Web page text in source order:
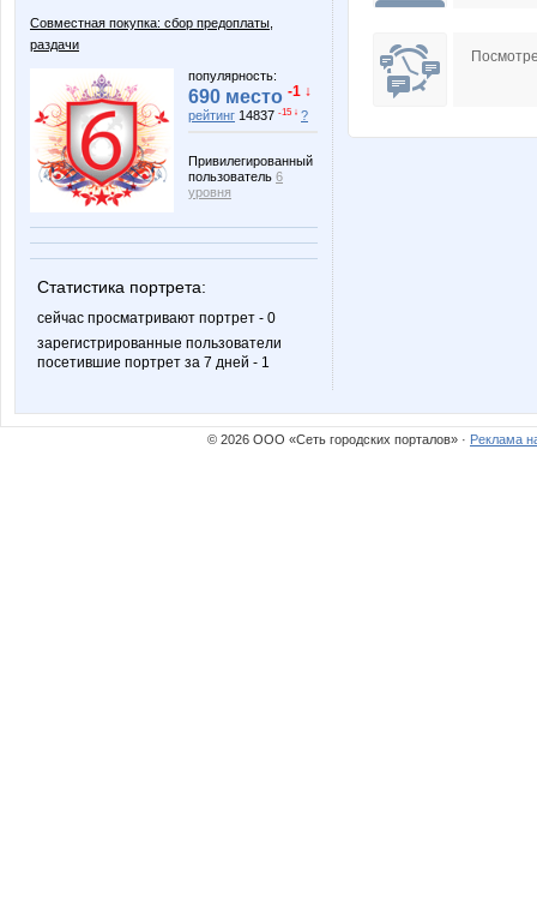
Совместная покупка: сбор предоплаты,
раздачи
популярность:
690 место -1 ↓
рейтинг 14837 -15 ↓ ?
Привилегированный
пользователь 6
уровня
Статистика портрета:
сейчас просматривают портрет - 0
зарегистрированные пользователи
посетившие портрет за 7 дней - 1
Edissa
© 2026 ООО «Сеть городских порталов» · Реклама